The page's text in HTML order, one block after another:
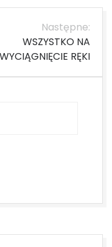
WSZYSTKO NA
WYCIĄGNIĘCIE RĘKI